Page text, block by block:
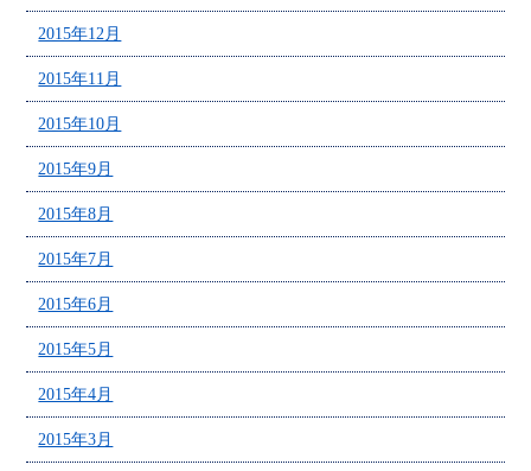
2015年12月
2015年11月
2015年10月
2015年9月
2015年8月
2015年7月
2015年6月
2015年5月
2015年4月
2015年3月